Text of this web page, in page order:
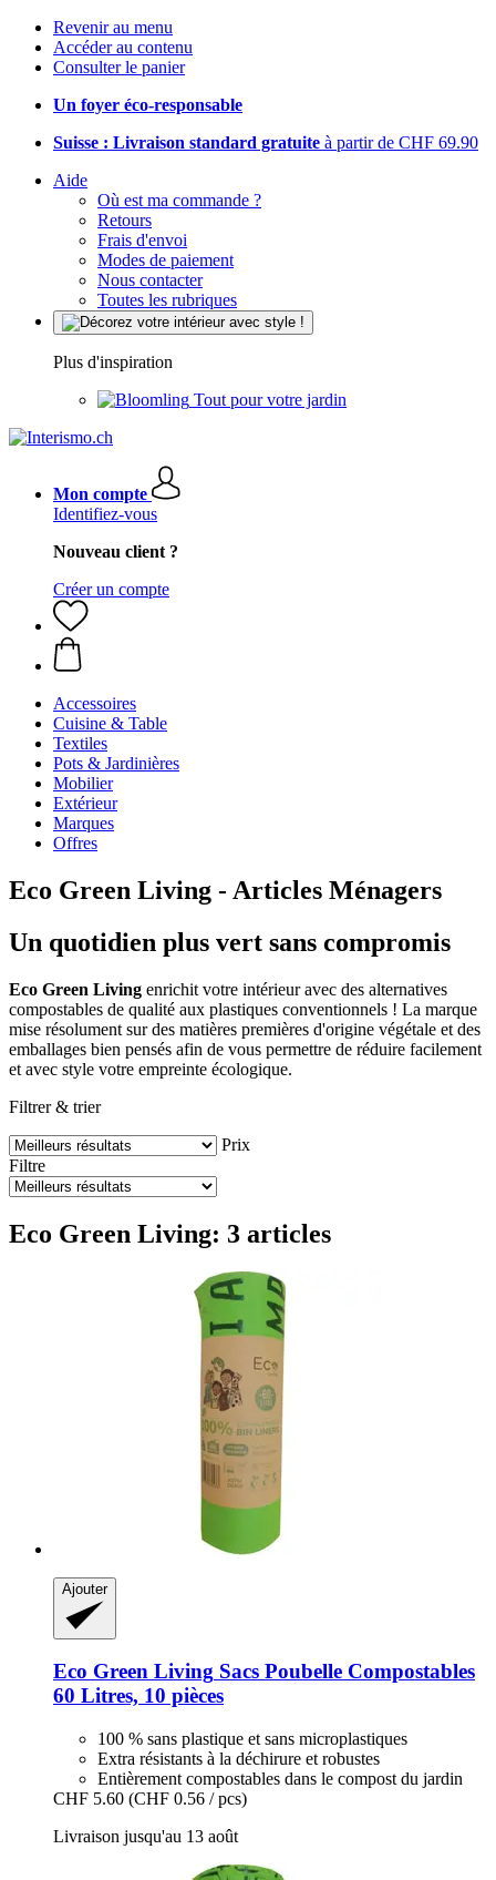
Revenir au menu
Accéder au contenu
Consulter le panier
Un foyer éco-responsable
Suisse : Livraison standard gratuite à partir de CHF 69.90
Aide
Où est ma commande ?
Retours
Frais d'envoi
Modes de paiement
Nous contacter
Toutes les rubriques
Plus d'inspiration
Tout pour votre jardin
Mon compte
Identifiez-vous
Nouveau client ?
Créer un compte
Accessoires
Cuisine & Table
Textiles
Pots & Jardinières
Mobilier
Extérieur
Marques
Offres
Eco Green Living - Articles Ménagers
Un quotidien plus vert sans compromis
Eco Green Living enrichit votre intérieur avec des alternatives
compostables de qualité aux plastiques conventionnels ! La marque
mise résolument sur des matières premières d'origine végétale et des
emballages bien pensés afin de vous permettre de réduire facilement
et avec style votre empreinte écologique.
Filtrer & trier
Prix
Filtre
Eco Green Living: 3 articles
Ajouter
Eco Green Living Sacs Poubelle Compostables
60 Litres, 10 pièces
100 % sans plastique et sans microplastiques
Extra résistants à la déchirure et robustes
Entièrement compostables dans le compost du jardin
CHF 5.60 (CHF 0.56 / pcs)
Livraison jusqu'au 13 août